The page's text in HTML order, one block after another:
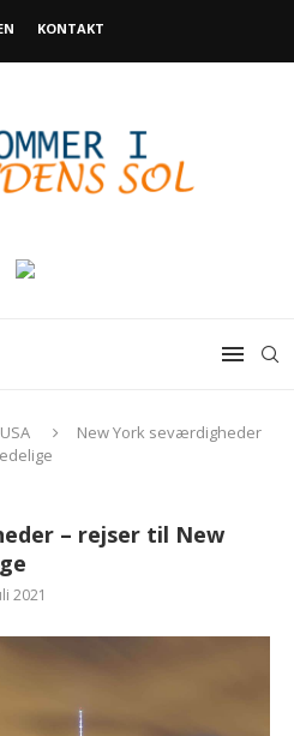
KONTAKT
New York seværdigheder
– rejser til New
2021